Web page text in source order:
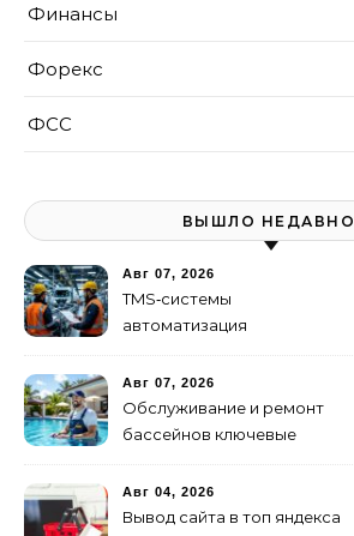
Финансы
Форекс
ФСС
ВЫШЛО НЕДАВНО
Авг 07, 2026
TMS‑системы
автоматизация
Авг 07, 2026
Обслуживание и ремонт
бассейнов ключевые
Авг 04, 2026
Вывод сайта в топ яндекса